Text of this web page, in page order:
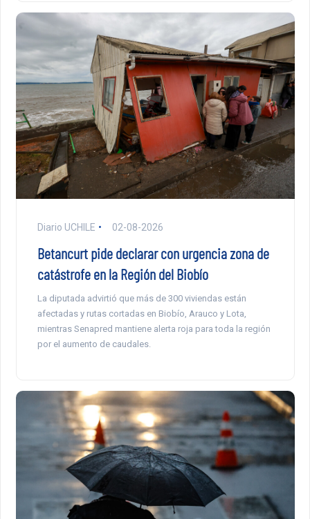
Diario UCHILE 02-08-2026
Betancurt pide declarar con urgencia zona de
catástrofe en la Región del Biobío
La diputada advirtió que más de 300 viviendas están
afectadas y rutas cortadas en Biobío, Arauco y Lota,
mientras Senapred mantiene alerta roja para toda la región
por el aumento de caudales.